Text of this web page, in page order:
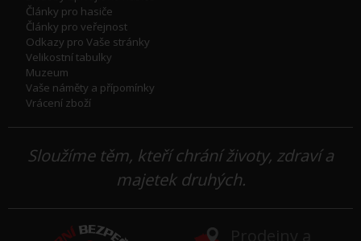
Články pro hasiče
Články pro veřejnost
Odkazy pro Vaše stránky
Velikostní tabulky
Muzeum
Vaše náměty a přípomínky
Vrácení zboží
Sloužíme těm, kteří chrání životy, zdraví a
majetek druhých.